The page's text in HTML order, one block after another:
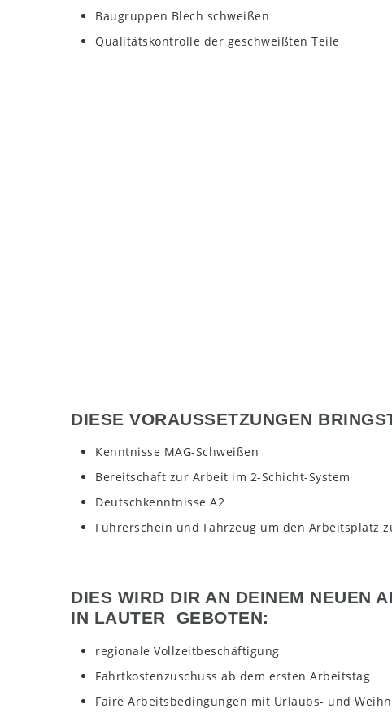
Baugruppen Blech schweißen
Qualitätskontrolle der geschweißten Teile
DIESE VORAUSSETZUNGEN
Kenntnisse MAG-Schweißen
Bereitschaft zur Arbeit im 2-Schicht-System
Deutschkenntnisse A2
Führerschein und Fahrzeug um den Arbeitsplatz
DIES WIRD DIR AN DEINEM NEUEN
IN LAUTER GEBOTEN:
regionale Vollzeitbeschäftigung
Fahrtkostenzuschuss ab dem ersten Arbeitstag
Faire Arbeitsbedingungen mit Urlaubs- und